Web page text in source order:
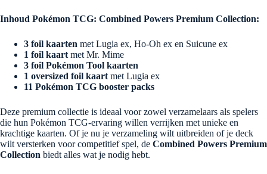
Inhoud Pokémon TCG: Combined Powers Premium Collection:
3 foil kaarten met Lugia ex, Ho-Oh ex en Suicune ex
1 foil kaart met Mr. Mime
3 foil Pokémon Tool kaarten
1 oversized foil kaart met Lugia ex
11 Pokémon TCG booster packs
Deze premium collectie is ideaal voor zowel verzamelaars als spelers
die hun Pokémon TCG-ervaring willen verrijken met unieke en
krachtige kaarten. Of je nu je verzameling wilt uitbreiden of je deck
wilt versterken voor competitief spel, de Combined Powers Premium
Collection biedt alles wat je nodig hebt.